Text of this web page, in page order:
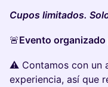
Cupos limitados.
🚨Evento
⚠️ Contamos con un
experiencia, así que